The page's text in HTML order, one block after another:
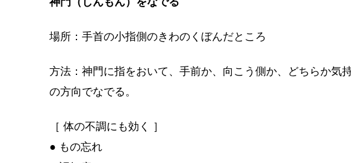
場所：手首の小指側のきわのくぼんだところ
方法：神門に指をおいて、手前か、向こう側か、どちらか気
の方向でなでる。
［ 体の不調にも効く ］
● もの忘れ